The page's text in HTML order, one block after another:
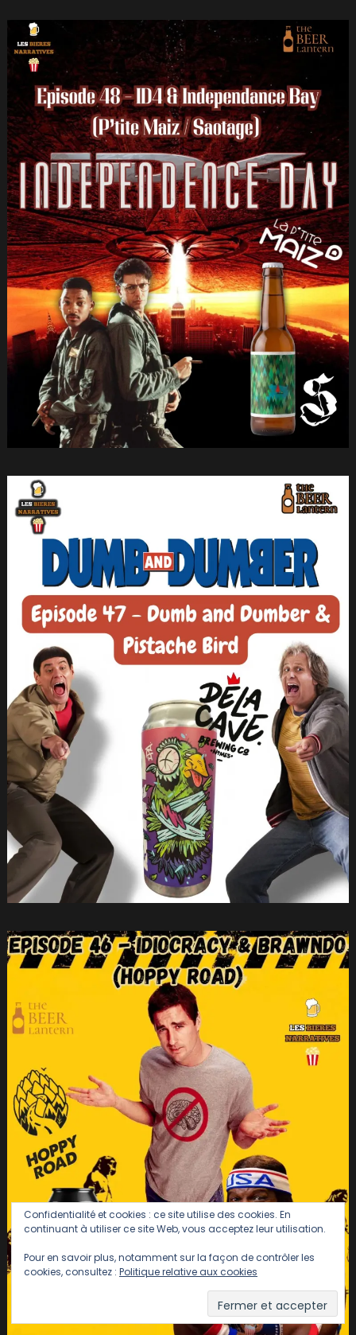
Confidentialité et cookies : ce site utilise des cookies. En
continuant à utiliser ce site Web, vous acceptez leur utilisation.
Pour en savoir plus, notamment sur la façon de contrôler les
cookies, consultez : Politique relative aux cookies